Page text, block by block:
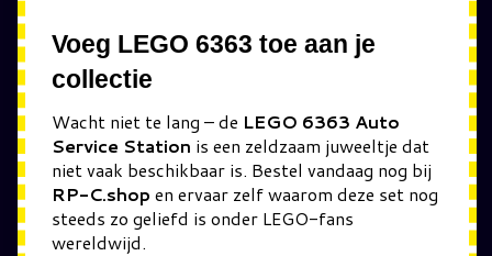
Voeg LEGO 6363 toe aan je
collectie
Wacht niet te lang – de LEGO 6363 Auto
Service Station is een zeldzaam juweeltje dat
niet vaak beschikbaar is. Bestel vandaag nog bij
RP-C.shop en ervaar zelf waarom deze set nog
steeds zo geliefd is onder LEGO-fans
wereldwijd.